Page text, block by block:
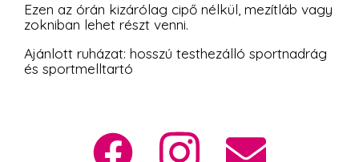
Ezen az órán kizárólag cipő nélkül, mezítláb vagy
zokniban lehet részt venni.
Ajánlott ruházat: hosszú testhezálló sportnadrág
és sportmelltartó